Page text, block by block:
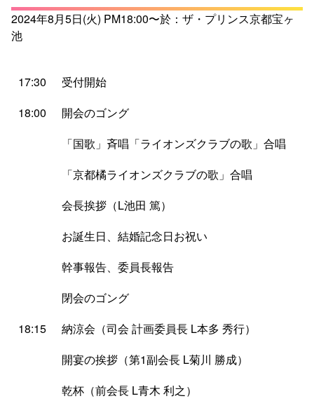
2024年8月5日(火) PM18:00〜於：ザ・プリンス京都宝ヶ
池
17:30
受付開始
18:00
開会のゴング
「国歌」斉唱「ライオンズクラブの歌」合唱
「京都橘ライオンズクラブの歌」合唱
会長挨拶（L池田 篤）
お誕生日、結婚記念日お祝い
幹事報告、委員長報告
閉会のゴング
18:15
納涼会（司会 計画委員長 L本多 秀行）
開宴の挨拶（第1副会長 L菊川 勝成）
乾杯（前会長 L青木 利之）